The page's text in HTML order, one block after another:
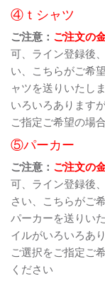
④ｔシャツ
ご注意： ご注文の
可、ライン登録後
い、こちらがご希
ャツを送りいたし
いろいろあります
ご指定ご希望の場
⑤パーカー
ご注意： ご注文の
可、ライン登録後
さい、こちらがご
パーカーを送りい
イルがいろいろあ
ご選択をご指定ご
ください